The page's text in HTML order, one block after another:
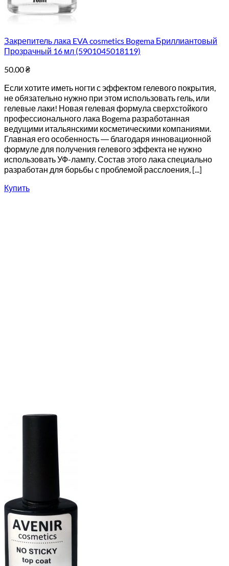
Закрепитель лака EVA cosmetics Bogema Бриллиантовый
Прозрачный 16 мл (5901045018119)
50.00₴
Если хотите иметь ногти с эффектом гелевого покрытия,
не обязательно нужно при этом использовать гель, или
гелевые лаки! Новая гелевая формула сверхстойкого
профессионального лака Bogema разработанная
ведущими итальянскими косметическими компаниями.
Главная его особенность ― благодаря инновационной
формуле для получения гелевого эффекта не нужно
использовать УФ-лампу. Состав этого лака специально
разработан для борьбы с проблемой расслоения, [...]
Купить